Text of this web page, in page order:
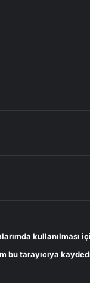
kullanılması
bu tarayıcıya